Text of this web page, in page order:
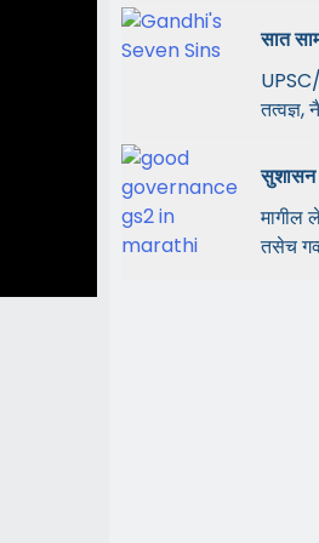
सात
तत्वज्ञ,
सुशासन
मागील
तसेच